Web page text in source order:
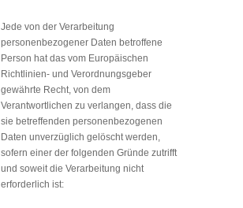
Jede von der Verarbeitung
personenbezogener Daten betroffene
Person hat das vom Europäischen
Richtlinien- und Verordnungsgeber
gewährte Recht, von dem
Verantwortlichen zu verlangen, dass die
sie betreffenden personenbezogenen
Daten unverzüglich gelöscht werden,
sofern einer der folgenden Gründe zutrifft
und soweit die Verarbeitung nicht
erforderlich ist: